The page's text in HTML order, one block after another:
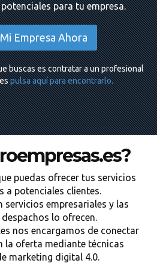
para tu empresa.
Empresa Ahora
buscas es contratar a un profesional
pulsa aquí para encontrarlo.
puedas ofrecer tus servicios
a potenciales clientes.
servicios empresariales y las
lo ofrecen.
nos encargamos de conectar
la oferta mediante técnicas
marketing digital 4.0.